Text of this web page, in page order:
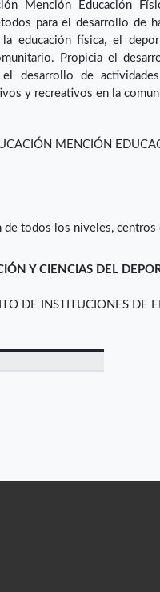
Mención Educación
para el desarrollo de
educación física, el
Propicia el
desarrollo de
y recreativos en la
MENCIÓN
de todos los niveles,
Y CIENCIAS DEL
DE INSTITUCIONES DE